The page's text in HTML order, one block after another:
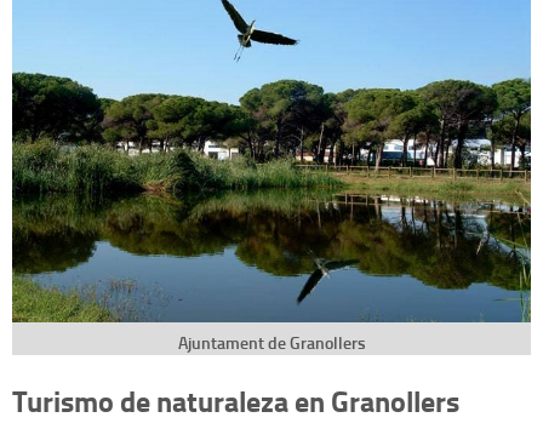
Ajuntament de Granollers
Turismo de naturaleza en Granollers